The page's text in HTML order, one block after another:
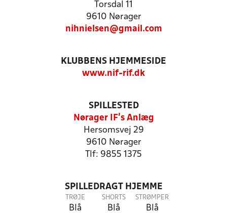
Torsdal 11
9610 Nørager
nihnielsen@gmail.com
KLUBBENS HJEMMESIDE
www.nif-rif.dk
SPILLESTED
Nørager IF's Anlæg
Hersomsvej 29
9610 Nørager
Tlf: 9855 1375
SPILLEDRAGT HJEMME
TRØJE
Blå
SHORTS
Blå
STRØMPER
Blå